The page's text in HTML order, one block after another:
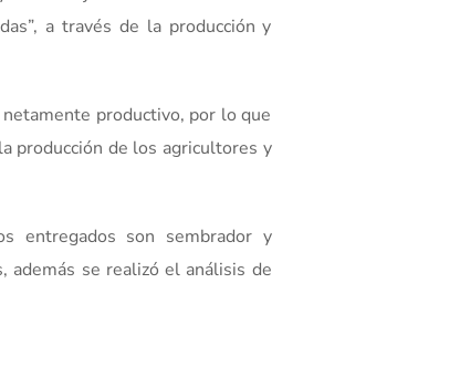
a través de la producción y
productivo, por lo que
producción de los agricultores y
entregados son sembrador y
además se realizó el análisis de